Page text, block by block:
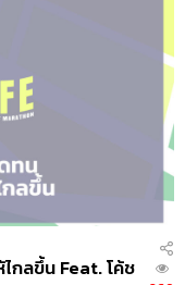
ห้คนข้างบ้านช่วยยก
าะซ้อมอย่างต่อ
เลยได้ไปเห็นงาน
ก็มีไปวิ่งที่เยอรมนี
ที่ประทับใจที่สุดของ
ป็นงานที่ให้เกียรติ
ต้อนรับถ้ามี BIB
วิ่งเสร็จ หลังจาก
กลขึ้น Feat. โค้ช